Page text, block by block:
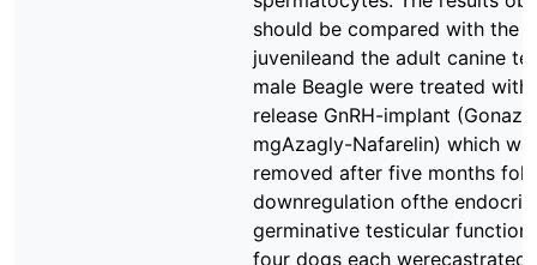
should be compared with the
juvenileand the adult canine
male Beagle were treated with
release GnRH-implant
mgAzagly-Nafarelin) which
removed after five months
downregulation ofthe
germinative testicular
four dogs each werecastrated